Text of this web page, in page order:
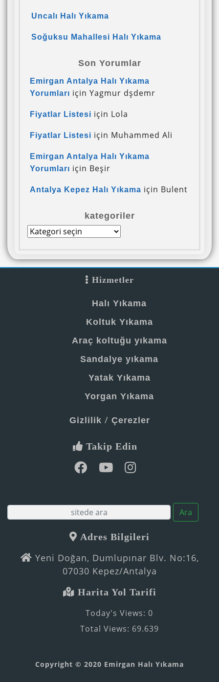
Uncalı Halı Yıkama
Soğuksu Mahallesi Halı Yıkama
Son Yorumlar
Emirgan Antalya Halı Yıkama
Yorumları için Yagmur dşdemr
Fiyatlar Listesi için Lola
Fiyatlar Listesi için Muhammed Ali
Emirgan Antalya Halı Yıkama
Yorumları için Beşir
Antalya Kepez Halı Yıkama için Bulent
kategoriler
kategoriler
Hizmetler
Halı Yıkama
Koltuk Yıkama
Araç koltuğu yıkama
Sandalye yıkama
Yatak Yıkama
Yorgan Yıkama
Gizlilik / Çerezler
Takip Edin
Ara
Adres Bilgileri
Yeni Doğan, Dumlupınar Blv. No:16,
07030 Kepez/Antalya
Harita Yol Tarifi
Today's Views: 0
Total Views: 69.639
Copyright © 2020 Emirgan Halı Yıkama